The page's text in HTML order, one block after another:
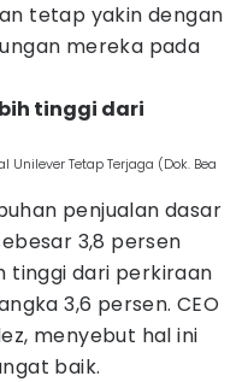
tetap yakin dengan
mereka pada
tinggi dari
Unilever Tetap Terjaga (Dok. Bea
penjualan dasar
3,8 persen
tinggi dari perkiraan
3,6 persen. CEO
menyebut hal ini
baik.